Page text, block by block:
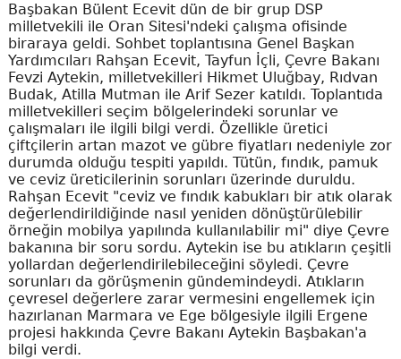
Başbakan Bülent Ecevit dün de bir grup DSP
milletvekili ile Oran Sitesi'ndeki çalışma ofisinde
biraraya geldi. Sohbet toplantısına Genel Başkan
Yardımcıları Rahşan Ecevit, Tayfun İçli, Çevre Bakanı
Fevzi Aytekin, milletvekilleri Hikmet Uluğbay, Rıdvan
Budak, Atilla Mutman ile Arif Sezer katıldı. Toplantıda
milletvekilleri seçim bölgelerindeki sorunlar ve
çalışmaları ile ilgili bilgi verdi. Özellikle üretici
çiftçilerin artan mazot ve gübre fiyatları nedeniyle zor
durumda olduğu tespiti yapıldı. Tütün, fındık, pamuk
ve ceviz üreticilerinin sorunları üzerinde duruldu.
Rahşan Ecevit "ceviz ve fındık kabukları bir atık olarak
değerlendirildiğinde nasıl yeniden dönüştürülebilir
örneğin mobilya yapılında kullanılabilir mi" diye Çevre
bakanına bir soru sordu. Aytekin ise bu atıkların çeşitli
yollardan değerlendirilebileceğini söyledi. Çevre
sorunları da görüşmenin gündemindeydi. Atıkların
çevresel değerlere zarar vermesini engellemek için
hazırlanan Marmara ve Ege bölgesiyle ilgili Ergene
projesi hakkında Çevre Bakanı Aytekin Başbakan'a
bilgi verdi.